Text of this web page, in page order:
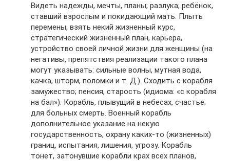
Видеть надежды, мечты, планы; разлука; ребёнок,
ставший взрослым и покидающий мать. Плыть
перемены, взять некий жизненный курс,
стратегический жизненный план, карьера,
устройство своей личной жизни для женщины (на
негативы, препятствия реализации такого плана
могут указывать: сильные волны, мутная вода,
качка, шторм, поломки и т. Д.). Сходить с корабля
замужество; пенсия, старость (идиома: «с корабля
на бал»). Корабль, плывущий в небесах, счастье;
для больных смерть. Военный корабль
дополнительное указание на некую
государственность, охрану каких-то (жизненных)
границ, испытания, лишения, угрозу. Корабль
тонет, затонувшие корабли крах всех планов,